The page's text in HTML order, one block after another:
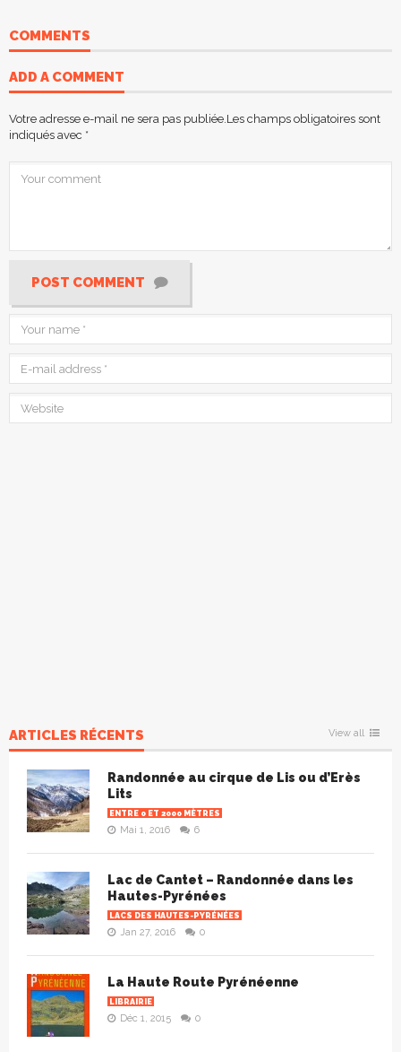
COMMENTS
ADD A COMMENT
Votre adresse e-mail ne sera pas publiée.Les champs obligatoires sont
indiqués avec *
POST COMMENT
ARTICLES RÉCENTS View all
Randonnée au cirque de Lis ou d’Erès
Lits
ENTRE 0 ET 2000 MÈTRES
Mai 1, 2016 6
Lac de Cantet – Randonnée dans les
Hautes-Pyrénées
LACS DES HAUTES-PYRÉNÉES
Jan 27, 2016 0
La Haute Route Pyrénéenne
LIBRAIRIE
Déc 1, 2015 0